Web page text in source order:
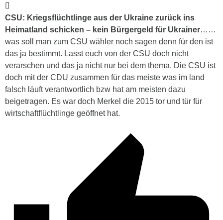
CSU: Kriegsflüchtlinge aus der Ukraine zurück ins
Heimatland schicken – kein Bürgergeld für Ukrainer……
was soll man zum CSU wähler noch sagen denn für den ist
das ja bestimmt. Lasst euch von der CSU doch nicht
verarschen und das ja nicht nur bei dem thema. Die CSU ist
doch mit der CDU zusammen für das meiste was im land
falsch läuft verantwortlich bzw hat am meisten dazu
beigetragen. Es war doch Merkel die 2015 tor und tür für
wirtschaftflüchtlinge geöffnet hat.